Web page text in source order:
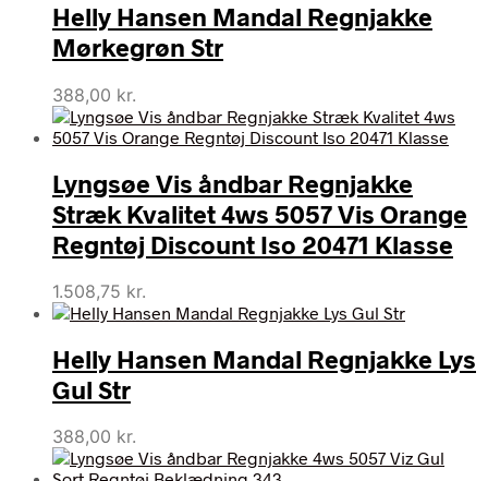
Helly Hansen Mandal Regnjakke
Mørkegrøn Str
388,00 kr.
Lyngsøe Vis åndbar Regnjakke
Stræk Kvalitet 4ws 5057 Vis Orange
Regntøj Discount Iso 20471 Klasse
1.508,75 kr.
Helly Hansen Mandal Regnjakke Lys
Gul Str
388,00 kr.